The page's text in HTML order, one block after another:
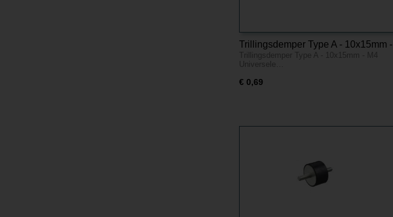
Trillingsdemper Type A - 10x15mm -
M4
Trillingsdemper Type A - 10x15mm - M4
Universele…
€ 0,69